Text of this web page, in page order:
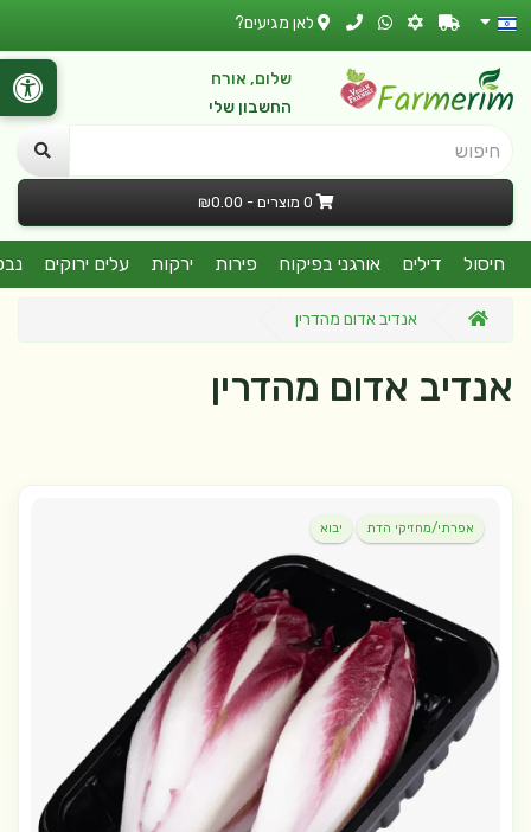
לאן מגיעים?
שלום, אורח
החשבון שלי
חיפוש
0 מוצרים - ₪0.00
חיסול דילים אורגני בפיקוח פירות ירקות עלים ירוקים
אנדיב אדום מהדרין
אנדיב אדום מהדרין
אפרתי/מחזיקי הדת יבוא